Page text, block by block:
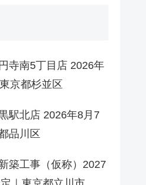
寺南5丁目店 2026年
京都杉並区
駅北店 2026年8月7
品川区
築工事（仮称）2027